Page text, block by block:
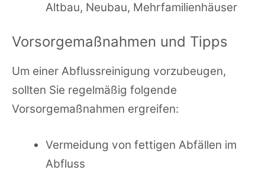
Altbau, Neubau, Mehrfamilienhäuser
Vorsorgemaßnahmen und Tipps
Um einer Abflussreinigung vorzubeugen,
sollten Sie regelmäßig folgende
Vorsorgemaßnahmen ergreifen:
Vermeidung von fettigen Abfällen im
Abfluss